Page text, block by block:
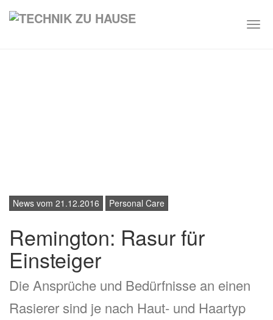
News vom 21.12.2016 Personal Care
Remington: Rasur für
Einsteiger
Die Ansprüche und Bedürfnisse an einen
Rasierer sind je nach Haut- und Haartyp